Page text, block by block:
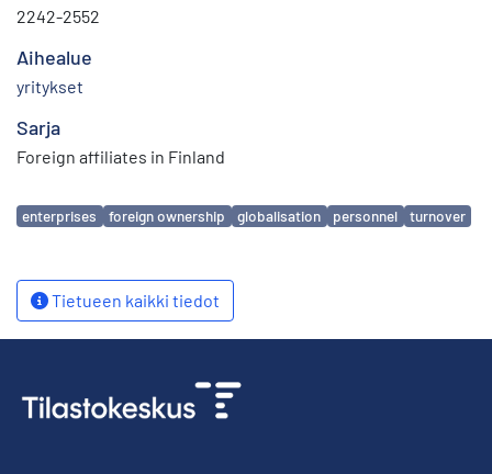
2242-2552
Aihealue
yritykset
Sarja
Foreign affiliates in Finland
Avainsanat
enterprises foreign ownership globalisation personnel turnover
Tietueen kaikki tiedot